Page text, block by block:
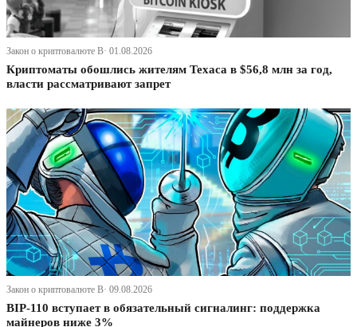
Закон о криптовалюте В· 01.08.2026
Криптоматы обошлись жителям Техаса в $56,8 млн за год,
власти рассматривают запрет
Закон о криптовалюте В· 09.08.2026
BIP-110 вступает в обязательный сигналинг: поддержка
майнеров ниже 3%